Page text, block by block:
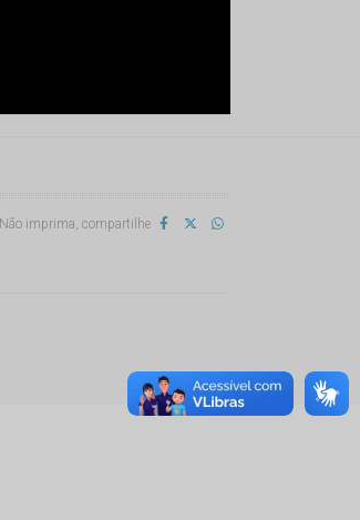
Não imprima, compartilhe